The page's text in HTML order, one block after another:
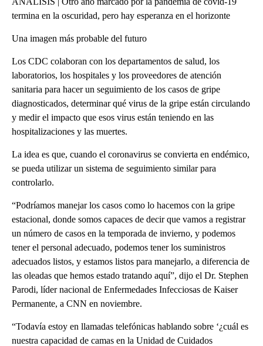
termina en la oscuridad, pero hay esperanza en el horizonte
Una imagen más probable del futuro
Los CDC colaboran con los departamentos de salud, los
laboratorios, los hospitales y los proveedores de atención
sanitaria para hacer un seguimiento de los casos de gripe
diagnosticados, determinar qué virus de la gripe están circulando
y medir el impacto que esos virus están teniendo en las
hospitalizaciones y las muertes.
La idea es que, cuando el coronavirus se convierta en endémico,
se pueda utilizar un sistema de seguimiento similar para
controlarlo.
“Podríamos manejar los casos como lo hacemos con la gripe
estacional, donde somos capaces de decir que vamos a registrar
un número de casos en la temporada de invierno, y podemos
tener el personal adecuado, podemos tener los suministros
adecuados listos, y estamos listos para manejarlo, a diferencia de
las oleadas que hemos estado tratando aquí”, dijo el Dr. Stephen
Parodi, líder nacional de Enfermedades Infecciosas de Kaiser
Permanente, a CNN en noviembre.
“Todavía estoy en llamadas telefónicas hablando sobre ‘¿cuál es
nuestra capacidad de camas en la Unidad de Cuidados